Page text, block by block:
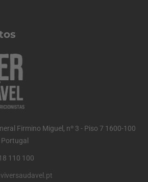
Firmino Miguel, nº 3 - Piso 7 1600-100
110 100